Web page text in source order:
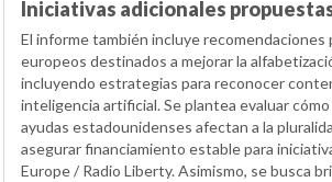
Iniciativas adicionales
El informe también incluye recomendaciones
europeos destinados a mejorar la
incluyendo estrategias para reconocer
inteligencia artificial. Se plantea evaluar
ayudas estadounidenses afectan a la
asegurar financiamiento estable para
Europe / Radio Liberty. Asimismo, se busca